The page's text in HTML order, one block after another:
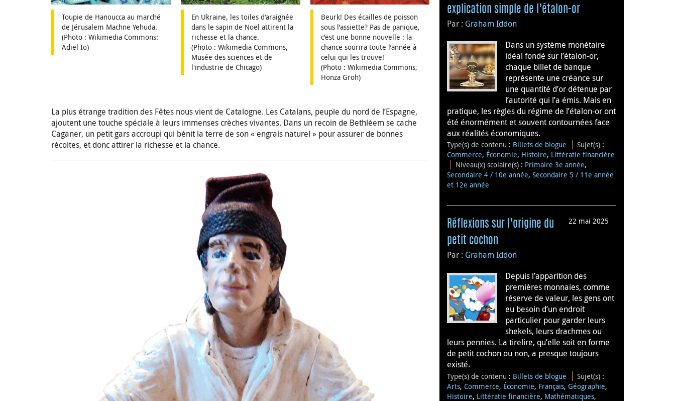
Toupie de Hanoucca au marché
de Jérusalem Machne Yehuda.
(Photo : Wikimedia Commons:
Adiel Io)
En Ukraine, les toiles d’araignée
dans le sapin de Noël attirent la
richesse et la chance.
(Photo : Wikimedia Commons,
Musée des sciences et de
l'industrie de Chicago)
Beurk! Des écailles de poisson
sous l’assiette? Pas de panique,
c’est une bonne nouvelle : la
chance sourira toute l’année à
celui qui les trouve!
(Photo : Wikimedia Commons,
Honza Groh)
La plus étrange tradition des Fêtes nous vient de Catalogne. Les Catalans, peuple du nord de l’Espagne,
ajoutent une touche spéciale à leurs immenses crèches vivantes. Dans un recoin de Bethléem se cache
Caganer, un petit gars accroupi qui bénit la terre de son « engrais naturel » pour assurer de bonnes
récoltes, et donc attirer la richesse et la chance.
explication simple de l’étalon-or
Par : Graham Iddon
Dans un système monétaire
idéal fondé sur l’étalon-or,
chaque billet de banque
représente une créance sur
une quantité d’or détenue par
l’autorité qui l’a émis. Mais en
pratique, les règles du régime de l’étalon-or ont
été énormément et souvent contournées face
aux réalités économiques.
Type(s) de contenu : Billets de blogue Sujet(s) :
Commerce, Économie, Histoire, Littératie financière
Niveau(x) scolaire(s) : Primaire 3e année,
Secondaire 4 / 10e année,Secondaire 5 / 11e année
et 12e année
22 mai 2025
Réflexions sur l’origine du
petit cochon
Par : Graham Iddon
Depuis l’apparition des
premières monnaies, comme
réserve de valeur, les gens ont
eu besoin d’un endroit
particulier pour garder leurs
shekels, leurs drachmes ou
leurs pennies. La tirelire, qu’elle soit en forme
de petit cochon ou non, a presque toujours
existé.
Type(s) de contenu : Billets de blogue Sujet(s) :
Arts,Commerce, Économie, Français,Géographie,
Histoire, Littératie financière, Mathématiques,